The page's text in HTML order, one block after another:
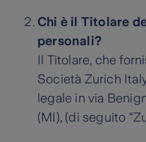
Chi è il Titolare
personali?
Il Titolare, che
Società Zurich
legale in via
(MI), (di seguito